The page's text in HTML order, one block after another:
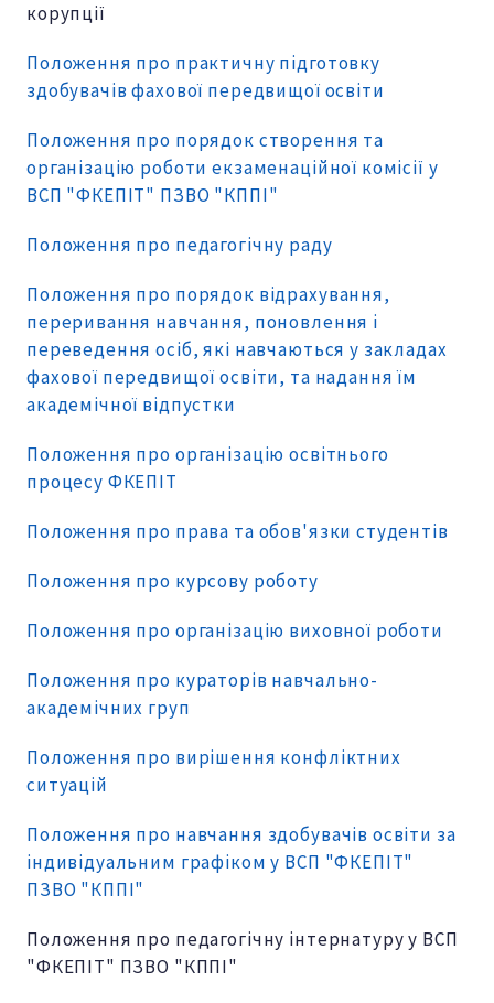
корупції
Положення про практичну підготовку
здобувачів фахової передвищої освіти
Положення про порядок створення та
організацію роботи екзаменаційної комісії у
ВСП "ФКЕПІТ" ПЗВО "КППІ"
Положення про педагогічну раду
Положення про порядок відрахування,
переривання навчання, поновлення і
переведення осіб, які навчаються у закладах
фахової передвищої освіти, та надання їм
академічної відпустки
Положення про організацію освітнього
процесу ФКЕПІТ
Положення про права та обов'язки студентів
Положення про курсову роботу
Положення про організацію виховної роботи
Положення про кураторів навчально-
академічних груп
Положення про вирішення конфліктних
ситуацій
Положення про навчання здобувачів освіти за
індивідуальним графіком у ВСП "ФКЕПІТ"
ПЗВО "КППІ"
Положення про педагогічну інтернатуру у ВСП
"ФКЕПІТ" ПЗВО "КППІ"